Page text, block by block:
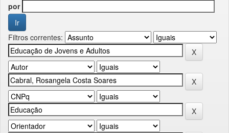
por
Filtros correntes: